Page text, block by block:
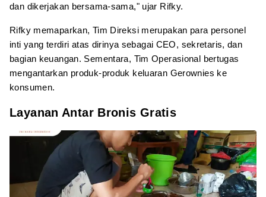
dan dikerjakan bersama-sama," ujar Rifky.
Rifky memaparkan, Tim Direksi merupakan para personel
inti yang terdiri atas dirinya sebagai CEO, sekretaris, dan
bagian keuangan. Sementara, Tim Operasional bertugas
mengantarkan produk-produk keluaran Gerownies ke
konsumen.
Layanan Antar Bronis Gratis